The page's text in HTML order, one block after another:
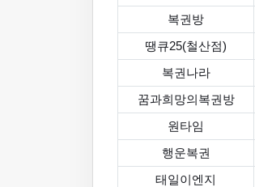
복권방
땡큐25(철산점)
복권나라
꿈과희망의복권방
원타임
행운복권
태일이엔지